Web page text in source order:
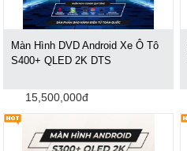
Màn Hình DVD Android Xe Ô Tô
S400+ QLED 2K DTS
15,500,000đ